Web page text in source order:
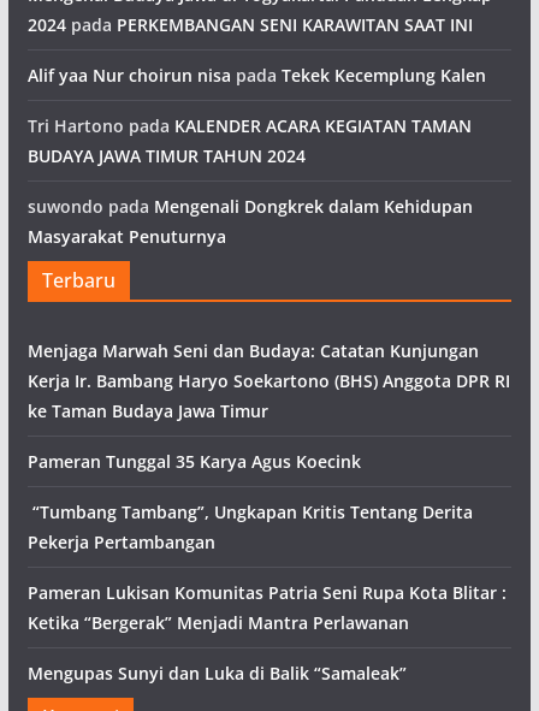
2024pada PERKEMBANGAN SENI KARAWITAN SAAT INI
Alif yaa Nur choirun nisa pada Tekek Kecemplung Kalen
Tri Hartono pada KALENDER ACARA KEGIATAN TAMAN
BUDAYA JAWA TIMUR TAHUN 2024
suwondo pada Mengenali Dongkrek dalam Kehidupan
Masyarakat Penuturnya
Terbaru
Menjaga Marwah Seni dan Budaya: Catatan Kunjungan
Kerja Ir. Bambang Haryo Soekartono (BHS) Anggota DPR RI
ke Taman Budaya Jawa Timur
Pameran Tunggal 35 Karya Agus Koecink
“Tumbang Tambang”, Ungkapan Kritis Tentang Derita
Pekerja Pertambangan
Pameran Lukisan Komunitas Patria Seni Rupa Kota Blitar :
Ketika “Bergerak” Menjadi Mantra Perlawanan
Mengupas Sunyi dan Luka di Balik “Samaleak”